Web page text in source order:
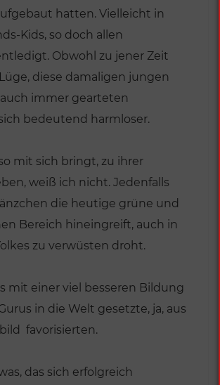
hatten. Vielleicht in
Kids, so doch allen
Obwohl zu jener Zeit
diese damaligen jungen
immer gearteten
bedeutend harmloser.
mit sich bringt, zu ihrer
weiß ich nicht. Jedenfalls
die heutige grüne und
Bereich hineingreift, auch in
zu verwüsten droht.
mit einer viel besseren Bildung
in die Welt gesetzte, ja, aus
favorisierten.
das sich erfolgreich
VERÖFFENTLICHUNGEN